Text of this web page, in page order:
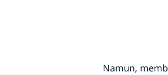
Namun,